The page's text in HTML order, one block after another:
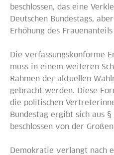
beschlossen, das eine
Deutschen Bundestags,
Erhöhung des
Die verfassungskonforme
muss in einem weiteren
Rahmen der aktuellen
gebracht werden. Diese
die politischen
Bundestag ergibt sich aus §
beschlossen von der
Demokratie verlangt nach